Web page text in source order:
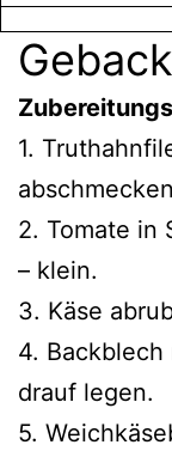
1.
2. Tomate in
– klein.
3. Käse
4.
drauf legen.
5.